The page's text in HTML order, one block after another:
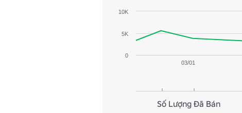
03/01
0
5K
10K
Số Lượng Đã Bán